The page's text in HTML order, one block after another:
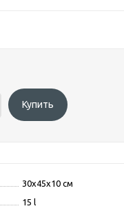
Купить
30x45x10 см
15 l